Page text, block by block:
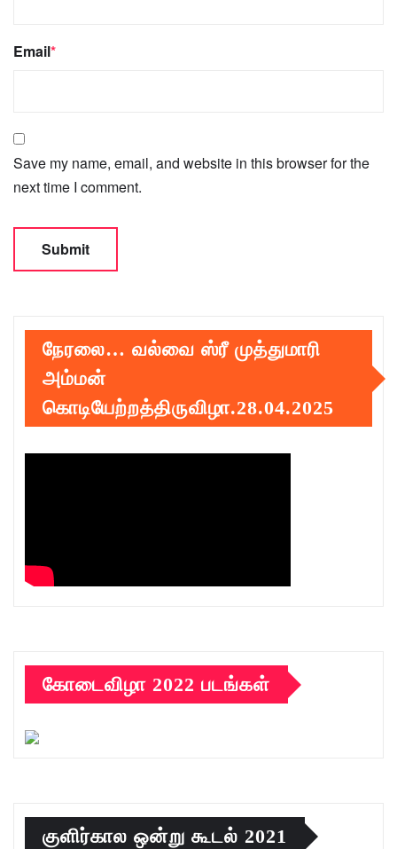
Email*
Save my name, email, and website in this browser for the
next time I comment.
நேரலை… வல்வை ஸ்ரீ முத்துமாரி
அம்மன்
கொடியேற்றத்திருவிழா.28.04.2025
கோடைவிழா 2022 படங்கள்
குளிர்கால ஒன்று கூடல் 2021